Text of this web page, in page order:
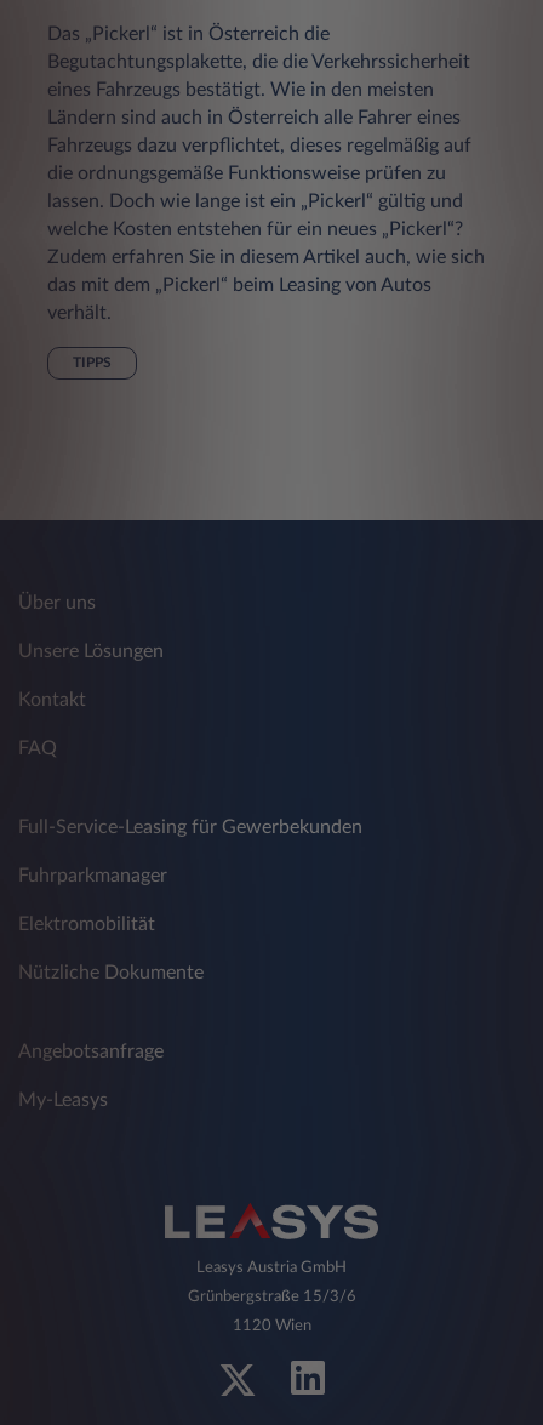
Das „Pickerl“ ist in Österreich die
Begutachtungsplakette, die die Verkehrssicherheit
eines Fahrzeugs bestätigt. Wie in den meisten
Ländern sind auch in Österreich alle Fahrer eines
Fahrzeugs dazu verpflichtet, dieses regelmäßig auf
die ordnungsgemäße Funktionsweise prüfen zu
lassen. Doch wie lange ist ein „Pickerl“ gültig und
welche Kosten entstehen für ein neues „Pickerl“?
Zudem erfahren Sie in diesem Artikel auch, wie sich
das mit dem „Pickerl“ beim Leasing von Autos
verhält.
TIPPS
Über uns
Unsere Lösungen
Kontakt
FAQ
Full-Service-Leasing für Gewerbekunden
Fuhrparkmanager
Elektromobilität
Nützliche Dokumente
Angebotsanfrage
My-Leasys
Leasys Austria GmbH
Grünbergstraße 15/3/6
1120 Wien